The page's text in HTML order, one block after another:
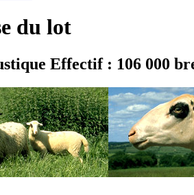
du lot
Effectif : 106 000